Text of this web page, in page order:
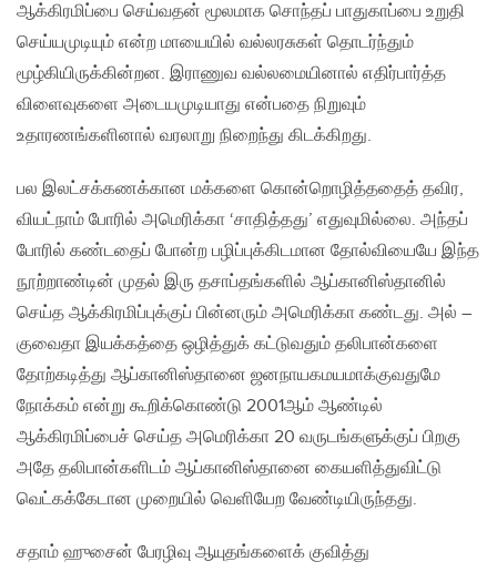
ஆக்கிரமிப்பை செய்வதன் மூலமாக சொந்தப் பாதுகாப்பை உறுதி
செய்யமுடியும் என்ற மாயையில் வல்லரசுகள் தொடர்ந்தும்
மூழ்கியிருக்கின்றன. இராணுவ வல்லமையினால் எதிர்பார்த்த
விளைவுகளை அடையமுடியாது என்பதை நிறுவும்
உதாரணங்களினால் வரலாறு நிறைந்து கிடக்கிறது.
பல இலட்சக்கணக்கான மக்களை கொன்றொழித்ததைத் தவிர,
வியட்நாம் போரில் அமெரிக்கா ‘சாதித்தது’ எதுவுமில்லை. அந்தப்
போரில் கண்டதைப் போன்ற பழிப்புக்கிடமான தோல்வியையே இந்த
நூற்றாண்டின் முதல் இரு தசாப்தங்களில் ஆப்கானிஸ்தானில்
செய்த ஆக்கிரமிப்புக்குப் பின்னரும் அமெரிக்கா கண்டது. அல் –
குவைதா இயக்கத்தை ஒழித்துக் கட்டுவதும் தலிபான்களை
தோற்கடித்து ஆப்கானிஸ்தானை ஜனநாயகமயமாக்குவதுமே
நோக்கம் என்று கூறிக்கொண்டு 2001ஆம் ஆண்டில்
ஆக்கிரமிப்பைச் செய்த அமெரிக்கா 20 வருடங்களுக்குப் பிறகு
அதே தலிபான்களிடம் ஆப்கானிஸ்தானை கையளித்துவிட்டு
வெட்கக்கேடான முறையில் வெளியேற வேண்டியிருந்தது.
சதாம் ஹுசைன் பேரழிவு ஆயுதங்களைக் குவித்து